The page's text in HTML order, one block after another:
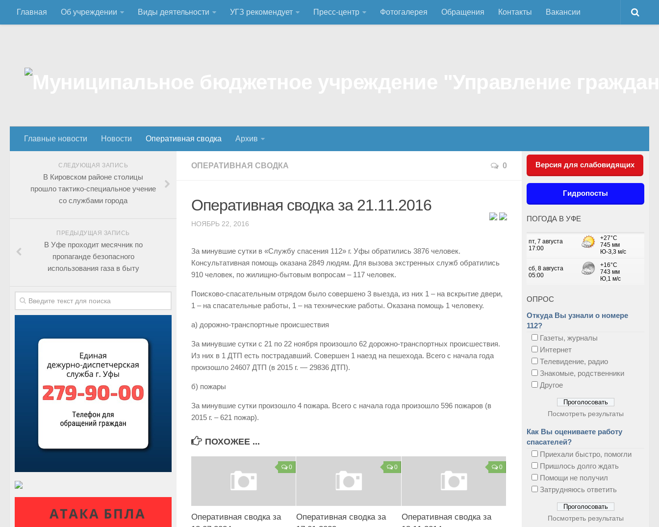
Главная Об учреждении Виды деятельности УГЗ рекомендует Пресс-центр Фотогалерея Обращения Контакты Вакансии
Главные новости Новости Оперативная сводка Архив
ОПЕРАТИВНАЯ СВОДКА 0
Оперативная сводка за 21.11.2016
НОЯБРЬ 22, 2016
За минувшие сутки в «Службу спасения 112» г. Уфы обратились 3876 человек.
Консультативная помощь оказана 2849 людям. Для вызова экстренных служб обратились
910 человек, по жилищно-бытовым вопросам – 117 человек.
Поисково-спасательным отрядом было совершено 3 выезда, из них 1 – на вскрытие двери,
1 – на спасательные работы, 1 – на технические работы. Оказана помощь 1 человеку.
а) дорожно-транспортные происшествия
За минувшие сутки с 21 по 22 ноября произошло 62 дорожно-транспортных происшествия.
Из них в 1 ДТП есть пострадавший. Совершен 1 наезд на пешехода. Всего с начала года
произошло 24607 ДТП (в 2015 г. — 29836 ДТП).
б) пожары
За минувшие сутки произошло 4 пожара. Всего с начала года произошло 596 пожаров (в
2015 г. – 621 пожар).
ПОХОЖЕЕ ...
0
Оперативная сводка за
0
Оперативная сводка за
0
Оперативная сводка за
СЛЕДУЮЩАЯ ЗАПИСЬ
В Кировском районе столицы
прошло тактико-специальное учение
со службами города
ПРЕДЫДУЩАЯ ЗАПИСЬ
В Уфе проходит месячник по
пропаганде безопасного
использования газа в быту
Версия для слабовидящих
Гидропосты
ПОГОДА В УФЕ
ОПРОС
Откуда Вы узнали о номере
112?
Газеты, журналы
Интернет
Телевидение, радио
Знакомые, родственники
Другое
Посмотреть результаты
Как Вы оцениваете работу
спасателей?
Приехали быстро, помогли
Пришлось долго ждать
Помощи не получил
Затрудняюсь ответить
Посмотреть результаты